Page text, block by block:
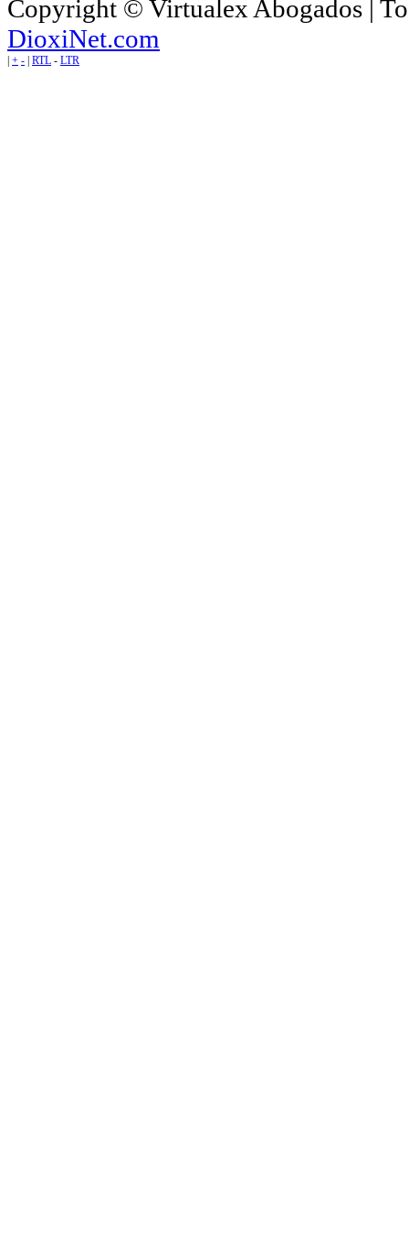
Copyright © Virtualex Abogados |
DioxiNet.com
| + - | RTL - LTR